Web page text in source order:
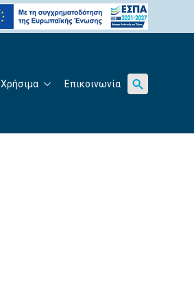
Χρήσιμα Επικοινωνία
for: